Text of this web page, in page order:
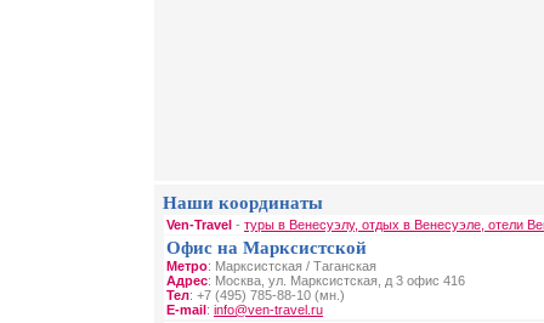
Наши координаты
Ven-Travel - туры в Венесуэлу, отдых в Венесуэле, отели
Офис на Марксистской
Метро: Марксистская / Таганская
Адрес: Москва, ул. Марксистская, д 3 офис 416
Тел: +7 (495) 785-88-10 (мн.)
E-mail: info@ven-travel.ru